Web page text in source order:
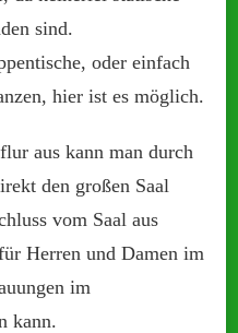
sind.
oder einfach
hier ist es möglich.
aus kann man durch
den großen Saal
vom Saal aus
Herren und Damen im
im
kann.